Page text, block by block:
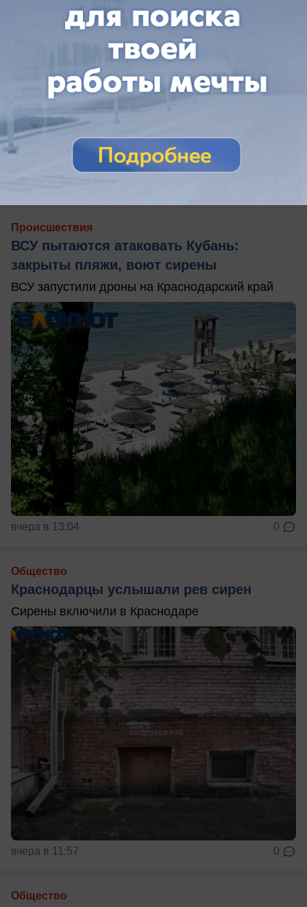
Происшествия
ВСУ пытаются атаковать Кубань:
закрыты пляжи, воют сирены
ВСУ запустили дроны на Краснодарский край
вчера в 13:04 0
Общество
Краснодарцы услышали рев сирен
Сирены включили в Краснодаре
вчера в 11:57 0
Общество